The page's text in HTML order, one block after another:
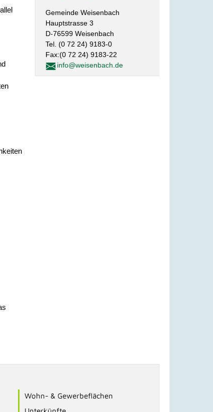
Gemeinde Weisenbach
Hauptstrasse 3
D-76599 Weisenbach
Tel. (0 72 24) 9183-0
Fax:(0 72 24) 9183-22
info@weisenbach.de
Wohn- & Gewerbeflächen